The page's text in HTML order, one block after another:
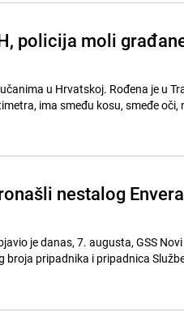
policija moli
u Hrvatskoj. Rođena je u
ima smeđu kosu, smeđe oči,
nestalog Envera
je danas, 7. augusta, GSS
broja pripadnika i pripadnica